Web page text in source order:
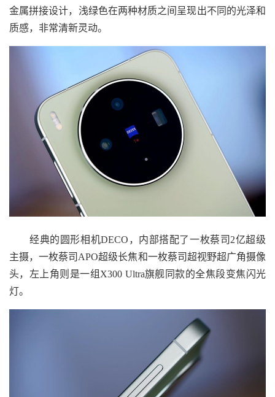
金属拼接设计，浅绿色在两种材质之间呈现出不同的光泽和
质感，非常清新灵动。
经典的圆形相机DECO，内部搭配了一枚蔡司2亿超级
主摄，一枚蔡司APO超级长焦和一枚蔡司超视野超广角摄像
头，左上角则是一组X300 Ultra旗舰同款的全焦段变焦闪光
灯。